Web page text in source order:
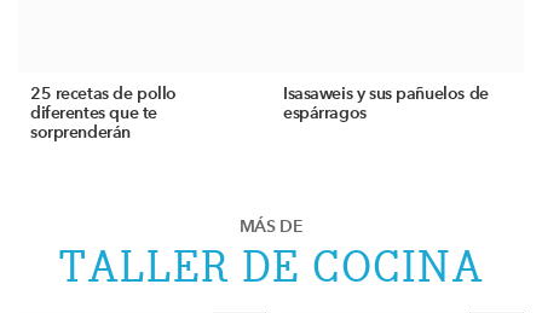
25 recetas de pollo
diferentes que te
sorprenderán
Isasaweis y sus pañuelos de
espárragos
MÁS DE
TALLER DE COCINA